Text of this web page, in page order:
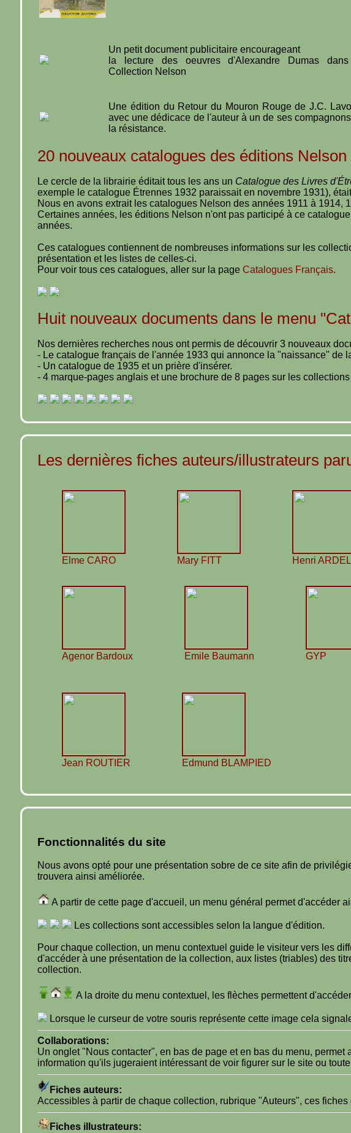
Un petit document publicitaire encourageant
la lecture des oeuvres d'Alexandre Dumas
Collection Nelson
Une édition du Retour du Mouron Rouge de J.C.
avec une dédicace de l'auteur à un de ses
la résistance.
20 nouveaux catalogues des éditions
Le cercle de la librairie éditait tous les ans un Catalogue des Livres
exemple le catalogue Étrennes 1932 paraissait en novembre 1931),
Nous en avons extrait les catalogues Nelson des années 1911 à 1914,
Certaines années, les éditions Nelson n'ont pas participé à ce
années.
Ces catalogues contiennent de nombreuses informations sur les
présentation et les listes de celles-ci.
Pour voir tous ces catalogues, aller sur la page Catalogues Français.
Huit nouveaux documents dans le menu
Nos dernières recherches nous ont permis de découvrir 3 nouveaux
- Le catalogue français de l'année 1933 qui annonce la "naissance" de
- Un catalogue de 1935 et un prière d'insérer.
- 4 marque-pages anglais et une brochure de 8 pages sur les
Les dernières fiches auteurs/illustrateurs
Elme CARO Mary FITT Henri ARDEL
Agenor Bardoux Emile Baumann GYP
Jean ROUTIER Edmund BLAMPIED
Fonctionnalités du site
Nous avons opté pour une présentation sobre de ce site afin de
trouvera ainsi améliorée.
A partir de cette page d'accueil, un menu général permet d'accéder
Les collections sont accessibles selon la langue d'édition.
Pour chaque collection, un menu contextuel guide le visiteur vers les
d'accéder à une présentation de la collection, aux listes (triables) des
collection.
A la droite du menu contextuel, les flèches permettent
Lorsque le curseur de votre souris représente cette image cela
Collaborations:
Un onglet "Nous contacter", en bas de page et en bas du menu,
information qu'ils jugeraient intéressant de voir figurer sur le site ou
Fiches auteurs:
Accessibles à partir de chaque collection, rubrique "Auteurs", ces
Fiches illustrateurs: